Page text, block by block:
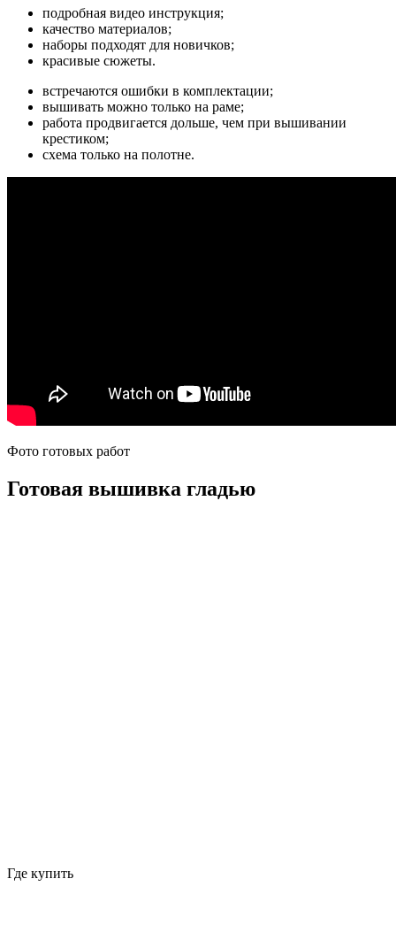
подробная видео инструкция;
качество материалов;
наборы подходят для новичков;
красивые сюжеты.
встречаются ошибки в комплектации;
вышивать можно только на раме;
работа продвигается дольше, чем при вышивании
крестиком;
схема только на полотне.
Фото готовых работ
Готовая вышивка гладью
Где купить